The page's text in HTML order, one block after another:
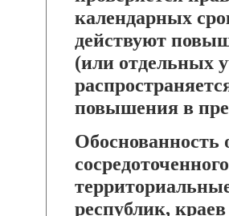
календарных
действуют
(или отдельных
повышения в
Обоснованность
республик,